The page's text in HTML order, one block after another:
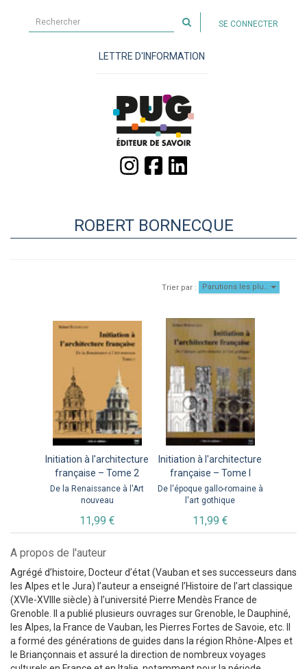
sur
site
SE CONNECTER
LETTRE D'INFORMATION
ROBERT BORNECQUE
Trier par : Parutions les plu…
Initiation à l'architecture
française – Tome 2
De la Renaissance à l'Art
nouveau
11,99 €
Initiation à l'architecture
française – Tome I
De l'époque gallo-romaine à
l'art gothique
11,99 €
A propos de l'auteur
Agrégé d’histoire, Docteur d’état (Vauban et ses successeurs dans
les Alpes et le Jura) l’auteur a enseigné l’Histoire de l’art classique
(XVIe-XVIIIe siècle) à l’université Pierre Mendès France de
Grenoble. Il a publié plusieurs ouvrages sur Grenoble, le Dauphiné,
les Alpes, la France de Vauban, les Pierres Fortes de Savoie, etc. Il
a formé des générations de guides dans la région Rhône-Alpes et
le Briançonnais et assuré la direction de nombreux voyages